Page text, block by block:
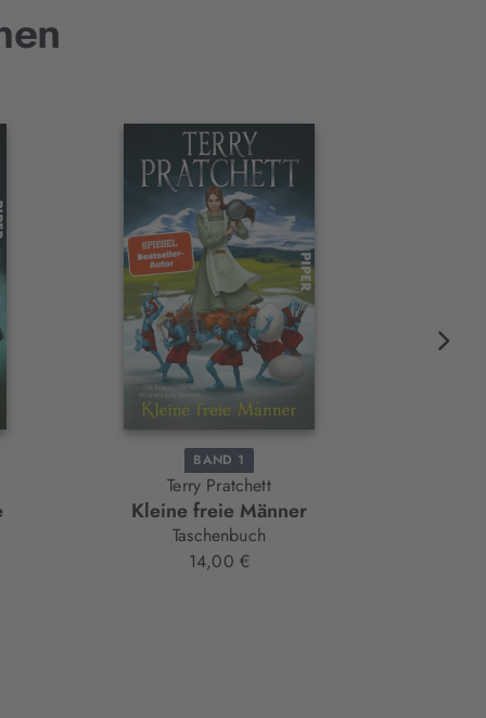
BAND 1
Terry Pratchett
Kleine freie Männer
Taschenbuch
14,00 €